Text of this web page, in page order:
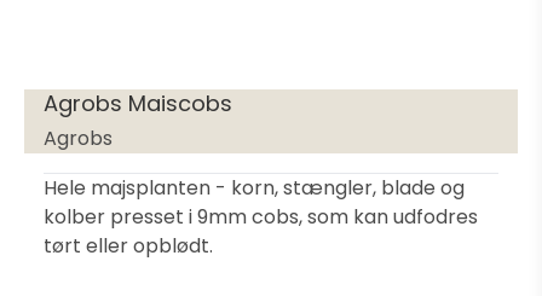
Agrobs Maiscobs
Agrobs
Hele majsplanten - korn, stængler, blade og
kolber presset i 9mm cobs, som kan udfodres
tørt eller opblødt.